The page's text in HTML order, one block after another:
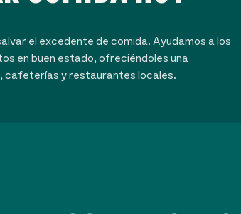
el excedente de comida. Ayudamos a los
en buen estado, ofreciéndoles una
cafeterías y restaurantes locales.